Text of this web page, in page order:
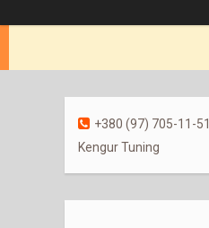
+380 (97) 705-11-51
Kengur Tuning